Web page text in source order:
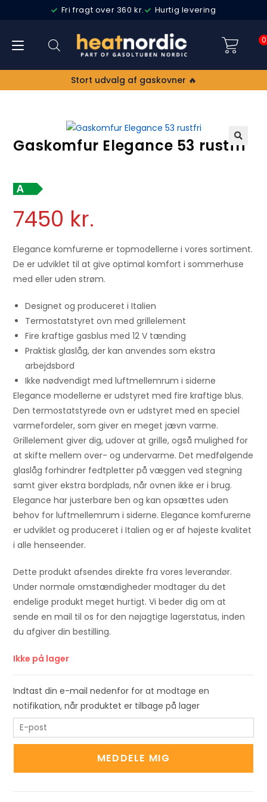
Fri fragt over 360 kr. Hurtig levering
0
Stort udvalg af gaskovner 🔥
🔍
Gaskomfur Elegance 53 rustfri
7450 kr.
Elegance komfurerne er topmodellerne i vores sortiment.
De er udviklet til at give optimal komfort i sommerhuse
med eller uden strøm.
Designet og produceret i Italien
Termostatstyret ovn med grillelement
Fire kraftige gasblus med 12 V tænding
Praktisk glaslåg, der kan anvendes som ekstra
arbejdsbord
Ikke nødvendigt med luftmellemrum i siderne
Elegance modellerne er udstyret med fire kraftige blus.
Den termostatstyrede ovn er udstyret med en speciel
varmefordeler, som giver en meget jævn varme.
Grillelement giver dig, udover at grille, også mulighed for
at skifte mellem over- og undervarme. Det medfølgende
glaslåg forhindrer fedtpletter på væggen ved stegning
samt giver ekstra bordplads, når ovnen ikke er i brug.
Elegance har justerbare ben og kan opsættes uden
behov for luftmellemrum i siderne. Elegance komfurerne
er udviklet og produceret i Italien og er af højeste kvalitet
i alle henseender.
Dette produkt afsendes direkte fra vores leverandør.
Under normale omstændigheder modtager du det
endelige produkt meget hurtigt. Vi beder dig om at
sende en mail til os for den nøjagtige lagerstatus, inden
du afgiver din bestilling.
Ikke på lager
Indtast din e-mail nedenfor for at modtage en
notifikation, når produktet er tilbage på lager
n
MEDDELE MIG